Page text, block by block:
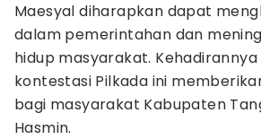
Maesyal diharapkan dapat
dalam pemerintahan dan
hidup masyarakat.
kontestasi Pilkada ini
bagi masyarakat Kabupaten
Hasmin.